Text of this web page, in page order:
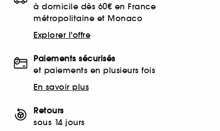
à domicile dès 60€ en France
métropolitaine et Monaco
Explorer l'offre
Paiements sécurisés
et paiements en plusieurs fois
En savoir plus
Retours
sous 14 jours